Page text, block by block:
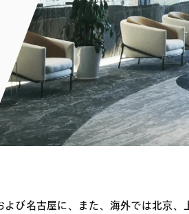
ータ／IT・通信等
イエンス
メント
独禁法・競
税務
ウェルス・
資源・エネ
紛争解決
ディア・エンター
ント
・インターネッ
ュリティ
薬・ヘルスケア・
造船・機械
食品・飲料
ブランド・
鉄鋼・金属
電子部品・
消費財・小
商社
中東アジア
ロシア・CIS
び名古屋に、また、海外では北京